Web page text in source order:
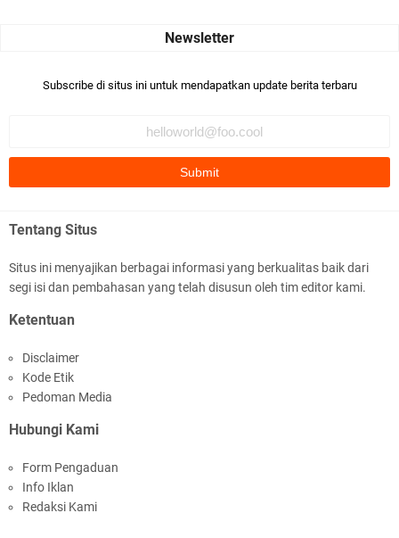
Bismillaah semoga pembuat artikel Alloh berikan pemahaman yg
Ada sejumlah pertanyaan kepada Anda dan jawablah dengan
mengikuti ust. K …
Anonymous
Anonymous
It has proved a key customer retention tool for sports activities
guide operator …
Subscribe di situs ini untuk mendapatkan update berita terbaru
Tentang Situs
Situs ini menyajikan berbagai informasi yang berkualitas baik dari
segi isi dan pembahasan yang telah disusun oleh tim editor kami.
Ketentuan
Disclaimer
Kode Etik
Pedoman Media
Hubungi Kami
Form Pengaduan
Info Iklan
Redaksi Kami